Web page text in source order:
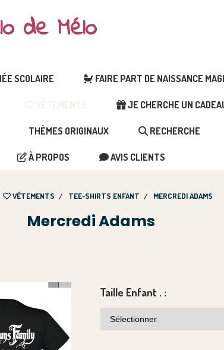
de Mélo
SCOLAIRE FAIRE PART DE NAISSANCE
JE CHERCHE UN
THÈMES ORIGINAUX RECHERCHE
À PROPOS AVIS CLIENTS
VÊTEMENTS TEE-SHIRTS ENFANT MERCREDI ADAMS
Mercredi Adams
Taille Enfant . :